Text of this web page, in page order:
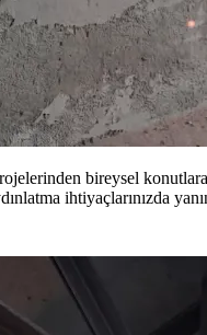
bireysel
ihtiyaçlarınızda